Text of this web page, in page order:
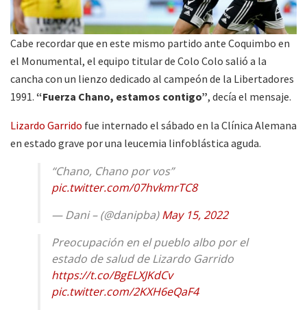
Cabe recordar que en este mismo partido ante Coquimbo en
el Monumental, el equipo titular de Colo Colo salió a la
cancha con un lienzo dedicado al campeón de la Libertadores
1991. “Fuerza Chano, estamos contigo”, decía el mensaje.
Lizardo Garrido fue internado el sábado en la Clínica Alemana
en estado grave por una leucemia linfoblástica aguda.
“Chano, Chano por vos”
pic.twitter.com/07hvkmrTC8
— Dani – (@danipba)May 15, 2022
Preocupación en el pueblo albo por el
estado de salud de Lizardo Garrido
https://t.co/BgELXJKdCv
pic.twitter.com/2KXH6eQaF4